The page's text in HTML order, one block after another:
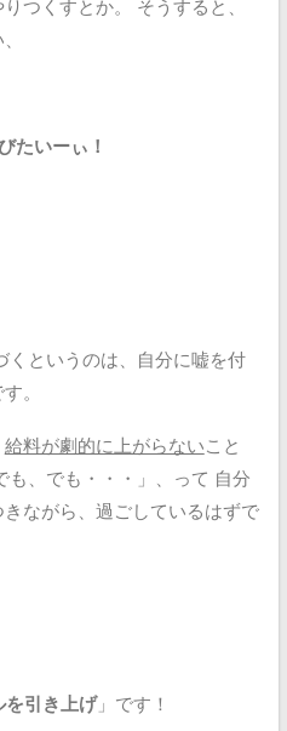
つくすとか。
そうすると、
たいーぃ！
くというのは、自分に嘘を付
。
給料が劇的に上がらないこと
も、でも・・・」、って 自分
きながら、過ごしているはずで
を引き上げ」です！